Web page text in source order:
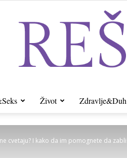
Život Zdravlje&Duh
cvetaju? I kako da im pomognete da